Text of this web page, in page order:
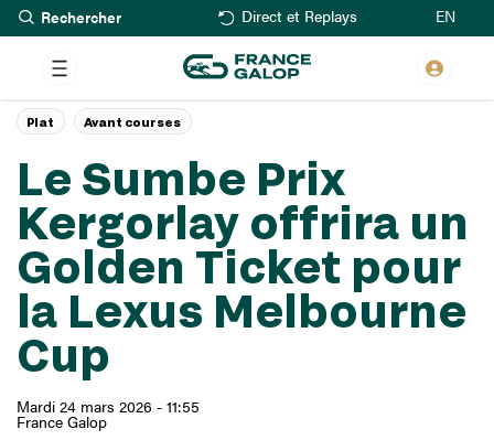
Aller
au
contenu
principal
Rechercher Direct et Replays EN
Le Sumbe Prix
Kergorlay offrira un
Golden Ticket pour
la Lexus Melbourne
Cup
Mardi 24 mars 2026 - 11:55
France Galop
Plat Avant courses